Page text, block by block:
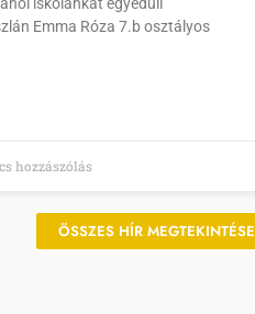
Emma Róza 7.b osztályos
hozzászólás
ÖSSZES HÍR MEGTEKINTÉSE